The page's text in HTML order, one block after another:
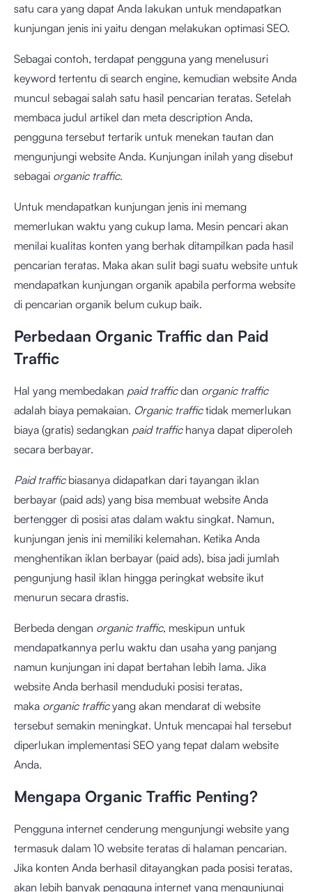
satu cara yang dapat Anda lakukan untuk mendapatkan
kunjungan jenis ini yaitu dengan melakukan optimasi SEO.
Sebagai contoh, terdapat pengguna yang menelusuri
keyword tertentu di search engine, kemudian website Anda
muncul sebagai salah satu hasil pencarian teratas. Setelah
membaca judul artikel dan meta description Anda,
pengguna tersebut tertarik untuk menekan tautan dan
mengunjungi website Anda. Kunjungan inilah yang disebut
sebagai organic traffic.
Untuk mendapatkan kunjungan jenis ini memang
memerlukan waktu yang cukup lama. Mesin pencari akan
menilai kualitas konten yang berhak ditampilkan pada hasil
pencarian teratas. Maka akan sulit bagi suatu website untuk
mendapatkan kunjungan organik apabila performa website
di pencarian organik belum cukup baik.
Perbedaan Organic Traffic dan Paid
Traffic
Hal yang membedakan paid trafficdan organic traffic
adalah biaya pemakaian. Organic traffictidak memerlukan
biaya (gratis) sedangkan paid traffichanya dapat diperoleh
secara berbayar.
Paid trafficbiasanya didapatkan dari tayangan iklan
berbayar (paid ads) yang bisa membuat website Anda
bertengger di posisi atas dalam waktu singkat. Namun,
kunjungan jenis ini memiliki kelemahan. Ketika Anda
menghentikan iklan berbayar (paid ads), bisa jadi jumlah
pengunjung hasil iklan hingga peringkat website ikut
menurun secara drastis.
Berbeda dengan organic traffic, meskipun untuk
mendapatkannya perlu waktu dan usaha yang panjang
namun kunjungan ini dapat bertahan lebih lama. Jika
website Anda berhasil menduduki posisi teratas,
maka organic trafficyang akan mendarat di website
tersebut semakin meningkat. Untuk mencapai hal tersebut
diperlukan implementasi SEO yang tepat dalam website
Anda.
Mengapa Organic Traffic Penting?
Pengguna internet cenderung mengunjungi website yang
termasuk dalam 10 website teratas di halaman pencarian.
Jika konten Anda berhasil ditayangkan pada posisi teratas,
akan lebih banyak pengguna internet yang mengunjungi